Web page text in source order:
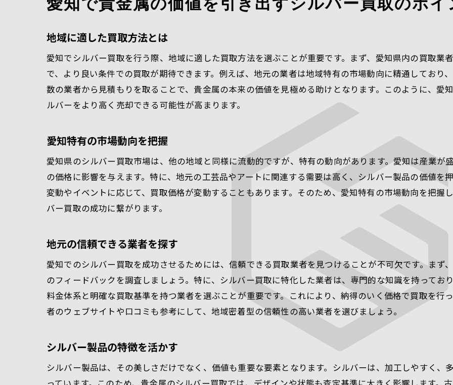
最新の貴金属市場トレンド
市場分析を活用した賢い売却
買取タイミングの見極め方
市場情報を入手するためのリソース
貴金属シルバー買取を最大限に活用するための戦略法
複数業者に査定を依頼するメリット
交渉力を高めるためのヒント
買取以外の選択肢を検討
買取プロセスの全体像を把握
シルバー製品を高く売るための準備
愛知での買取に適した時期
業者の信頼性を確認する方法
地域に適した買取方法とは
愛知でシルバー買取を行う際、地域に適した買取方法を選ぶことが重要です。まず、愛知県内の買取業
で、より良い条件での買取が期待できます。例えば、地元の業者は地域特有の市場動向に精通しており
数の業者から見積もりを取ることで、貴金属の本来の価値を見極める助けとなります。このように、愛
ルバーをより高く売却できる可能性が高まります。
愛知特有の市場動向を把握
愛知県のシルバー買取市場は、他の地域と同様に流動的ですが、特有の動向があります。愛知は産業が
の価格に影響を与えます。特に、地元の工芸品やアートに関連する需要は高く、シルバー製品の価値を
変動やイベントに応じて、買取価格が変動することもあります。そのため、愛知特有の市場動向を把握
バー買取の成功に繋がります。
地元の信頼できる業者を探す
愛知でのシルバー買取を成功させるためには、信頼できる買取業者を見つけることが不可欠です。まず
のフィードバックを調査しましょう。特に、シルバー買取に特化した業者は、専門的な知識を持ってお
料金体系と明確な買取基準を持つ業者を選ぶことが重要です。これにより、納得のいく価格で買取を行
者のウェブサイトや口コミも参考にして、地域密着型の信頼性の高い業者を選びましょう。
シルバー製品の特徴を活かす
シルバー製品は、その美しさだけでなく、価値も重要な要素となります。シルバーは、加工しやすく、